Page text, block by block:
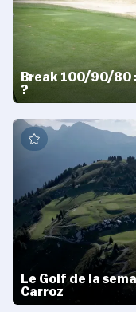
Break 100/90/80
?
Le Golf de la
Carroz